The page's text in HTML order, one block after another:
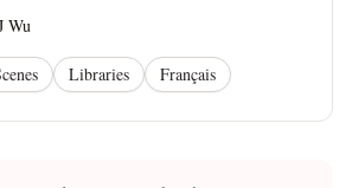
Wu
Libraries Français